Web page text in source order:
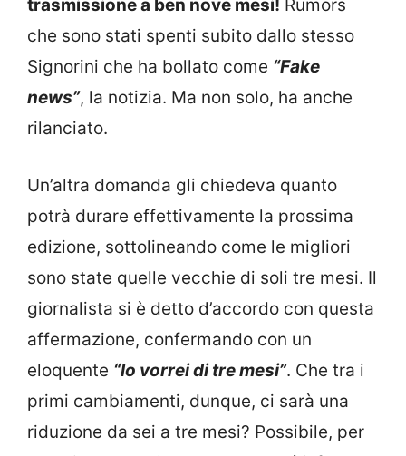
trasmissione a ben nove mesi! Rumors
che sono stati spenti subito dallo stesso
Signorini che ha bollato come “Fake
news”, la notizia. Ma non solo, ha anche
rilanciato.
Un’altra domanda gli chiedeva quanto
potrà durare effettivamente la prossima
edizione, sottolineando come le migliori
sono state quelle vecchie di soli tre mesi. Il
giornalista si è detto d’accordo con questa
affermazione, confermando con un
eloquente “lo vorrei di tre mesi”. Che tra i
primi cambiamenti, dunque, ci sarà una
riduzione da sei a tre mesi? Possibile, per